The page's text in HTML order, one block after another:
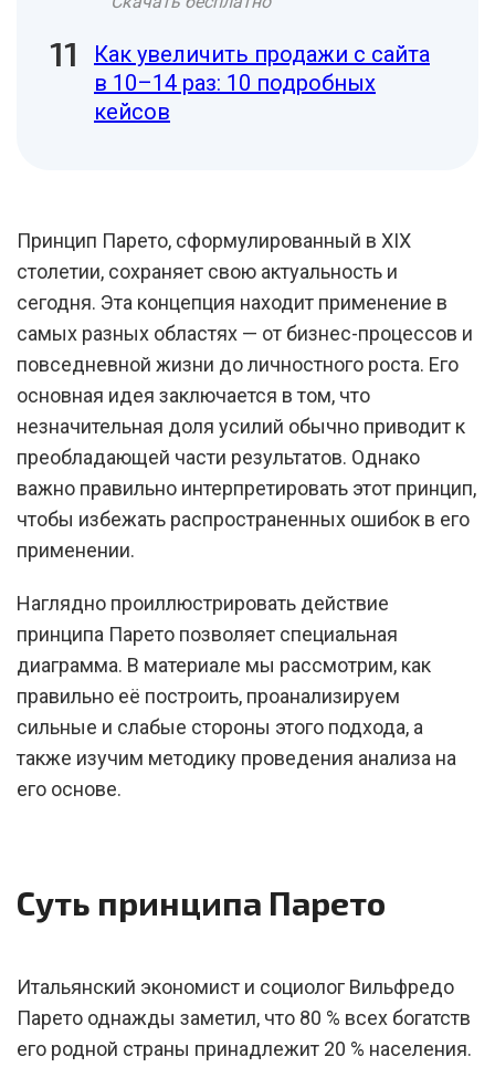
Как увеличить продажи с сайта
в 10–14 раз: 10 подробных
кейсов
Принцип Парето, сформулированный в XIX
столетии, сохраняет свою актуальность и
сегодня. Эта концепция находит применение в
самых разных областях — от бизнес-процессов и
повседневной жизни до личностного роста. Его
основная идея заключается в том, что
незначительная доля усилий обычно приводит к
преобладающей части результатов. Однако
важно правильно интерпретировать этот принцип,
чтобы избежать распространенных ошибок в его
применении.
Наглядно проиллюстрировать действие
принципа Парето позволяет специальная
диаграмма. В материале мы рассмотрим, как
правильно её построить, проанализируем
сильные и слабые стороны этого подхода, а
также изучим методику проведения анализа на
его основе.
Суть принципа Парето
Итальянский экономист и социолог Вильфредо
Парето однажды заметил, что 80 % всех богатств
его родной страны принадлежит 20 % населения.